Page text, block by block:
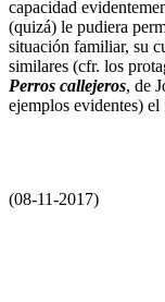
capacidad
(quizá) le pudiera
situación familiar, su
similares (cfr. los
Perros callejeros, de
ejemplos evidentes)
(08-11-2017)